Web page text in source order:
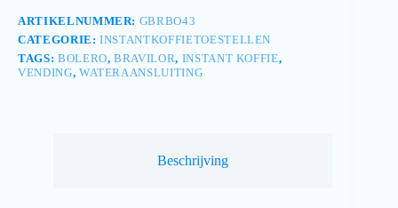
ARTIKELNUMMER: GBRBO43
CATEGORIE:INSTANTKOFFIETOESTELLEN
TAGS: BOLERO,BRAVILOR, INSTANT KOFFIE,
VENDING, WATERAANSLUITING
Beschrijving